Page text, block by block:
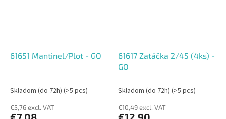
61651 Mantinel/Plot - GO
Skladom (do 72h) (>5 pcs)
€5,76 excl. VAT
61617 Zatáčka 2/45 (4ks) -
GO
Skladom (do 72h) (>5 pcs)
€10,49 excl. VAT